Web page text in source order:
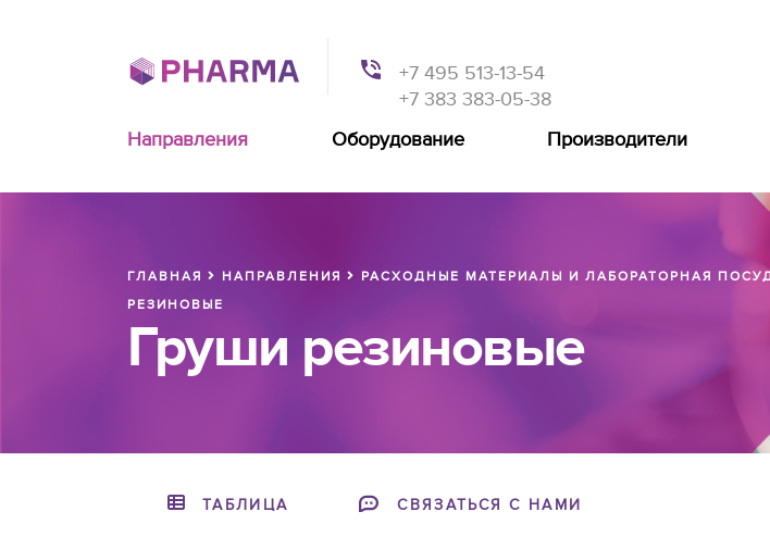
+7 495 513-13-54
+7 383 383-05-38
Направления Оборудование Производители
ГЛАВНАЯ НАПРАВЛЕНИЯ РАСХОДНЫЕ МАТЕРИАЛЫ И ЛАБОРАТОРНАЯ
РЕЗИНОВЫЕ
Груши резиновые
ТАБЛИЦА СВЯЗАТЬСЯ С НАМИ